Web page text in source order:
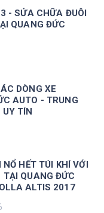
- SỬA CHỮA ĐUÔI
QUANG ĐỨC
DÒNG XE
AUTO - TRUNG
TÍN
HẾT TÚI KHÍ VỚI
TẠI QUANG ĐỨC
ALTIS 2017